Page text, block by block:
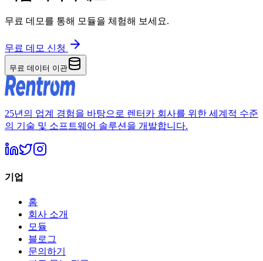
무료 데모를 통해 모듈을 체험해 보세요.
무료 데모 신청
무료 데이터 이관
25년의 업계 경험을 바탕으로 렌터카 회사를 위한 세계적 수준
의 기술 및 소프트웨어 솔루션을 개발합니다.
기업
홈
회사 소개
모듈
블로그
문의하기